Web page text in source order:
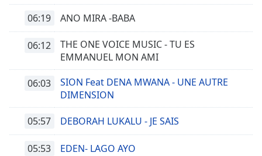
06:19 ANO MIRA -BABA
06:12
THE ONE VOICE MUSIC - TU ES
EMMANUEL MON AMI
06:03
SION Feat DENA MWANA - UNE AUTRE
DIMENSION
05:57 DEBORAH LUKALU - JE SAIS
05:53 EDEN- LAGO AYO